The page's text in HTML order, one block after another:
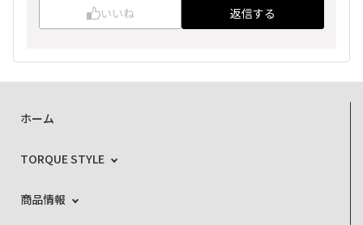
いいね 返信する
ホーム
TORQUE STYLE
商品情報